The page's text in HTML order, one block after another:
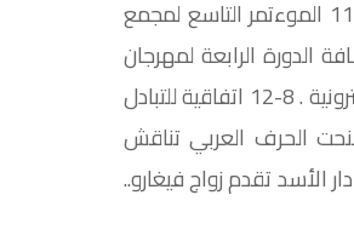
لتصميم مشروع تعديل قانون الآثار. 27-11 افتتاح مهرجان دمشق المسرحي 28-11 الموءتمر التاسع لمجمع
دمشق لاستضافة الدورة الرابعة لمهرجان
المسرح العربي 2012 . 6-12 ورشة عمل اشكاليات اللغة العربية في المواقع الالكترونية . 8-12 اتفاقية للتبادل
الكتاب الصينيين . 8-12 الندوة الدولية لنحت الحرف العربي تناقش
المعاني التشكيلية والقيم الجمالية والدلالية والفنية لمنحوتة الخط العربي . 19-12 دار الأسد تقدم زواج فيغارو..